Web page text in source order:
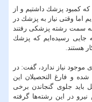
كمبود پزشك داشتیم و از
اما وقتی نیاز به پزشك در
سمت رشته پزشكی رفتند
جایی رسیده‌ایم كه پزشك
هستند.
نیاز ندارد، گفت: در
و فارغ التحصیلان این
باید جلوی گنجاندن برخی
در این رشته‌ها گرفته